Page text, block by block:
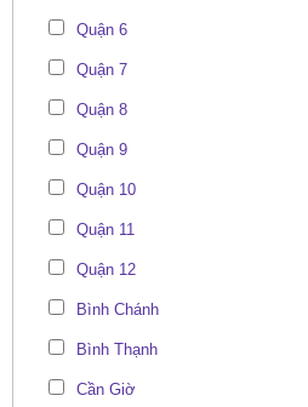
Quận 6
Quận 7
Quận 8
Quận 9
Quận 10
Quận 11
Quận 12
Bình Chánh
Bình Thạnh
Cần Giờ